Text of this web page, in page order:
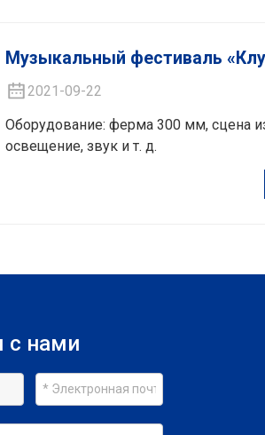
Музыкальный фестиваль
2021-09-22
Оборудование: ферма 300 мм, сцена
освещение, звук и т. д.
с нами